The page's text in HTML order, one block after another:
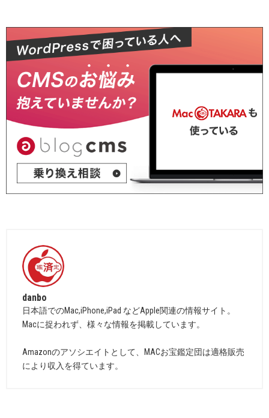
danbo
日本語でのMac,iPhone,iPad などApple関連の情報サイト。
Macに捉われず、様々な情報を掲載しています。
Amazonのアソシエイトとして、MACお宝鑑定団は適格販売
により収入を得ています。